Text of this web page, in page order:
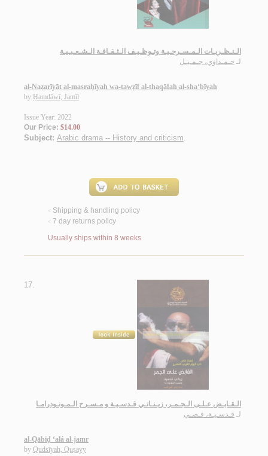
الـنـظـريـات الـمـسـرحـيـة وتـوظـيـف الـثـقـافـة الـشـعـبـيـة
لـ حـمـداوي، جـمـيـل
al-Naẓarīyāt al-masraḥīyah wa-tawẓīf al-thaqāfah al-sha‘bīyah
by Ḥamdāwī, Jamīl
Issue Year: 2022
Our Price: $14.00
Subject: Arabic drama -- History and criticism.
< Shipping & handling policy
< 7 day returns policy
Usually ships within 8 weeks
17.
الـقـابـض عـلـى الـجـمـر، زيـنـاتـي قـدسـيـة و مـسـرح الـمـونـودرامـا
لـ قـدسـيـة، قـصـي
al-Qābiḍ ‘alá al-jamr
by Qudsīyah, Quṣayy